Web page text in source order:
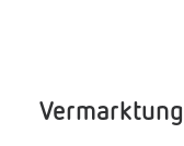
Vermarktung